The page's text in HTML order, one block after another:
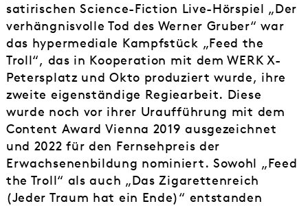
satirischen Science-Fiction Live-Hörspiel „Der
verhängnisvolle Tod des Werner Gruber“ war
das hypermediale Kampfstück „Feed the
Troll“, das in Kooperation mit dem WERK X-
Petersplatz und Okto produziert wurde, ihre
zweite eigenständige Regiearbeit. Diese
wurde noch vor ihrer Uraufführung mit dem
Content Award Vienna 2019 ausgezeichnet
und 2022 für den Fernsehpreis der
Erwachsenenbildung nominiert. Sowohl „Feed
the Troll“ als auch „Das Zigarettenreich
(Jeder Traum hat ein Ende)“ entstanden